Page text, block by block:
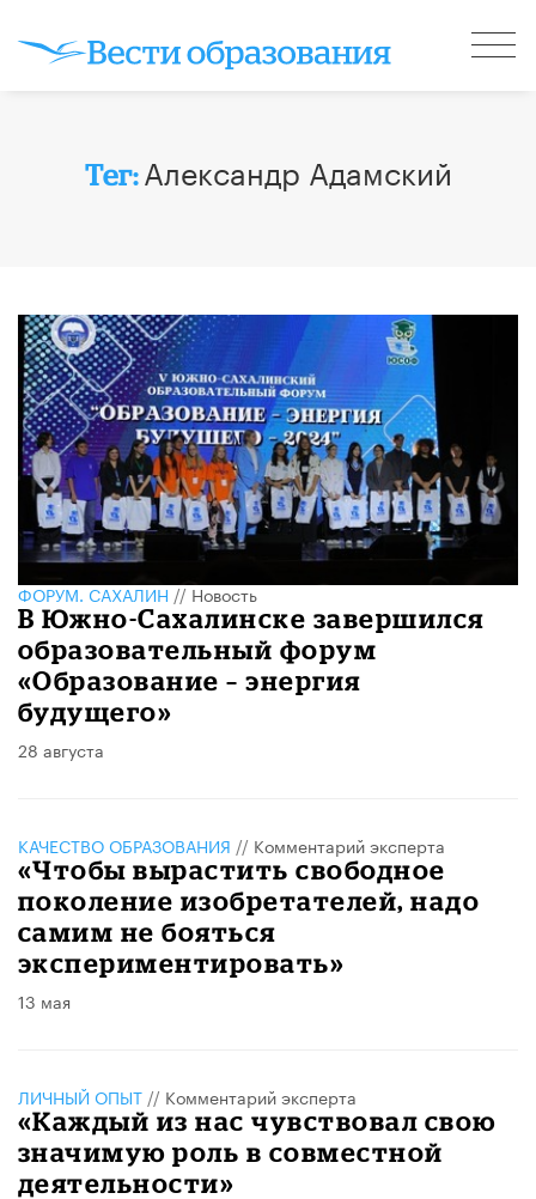
Тег: Александр Адамский
ФОРУМ. САХАЛИН//Новость
В Южно-Сахалинске завершился
образовательный форум
«Образование – энергия
будущего»
28 августа
КАЧЕСТВО ОБРАЗОВАНИЯ // Комментарий эксперта
«Чтобы вырастить свободное
поколение изобретателей, надо
самим не бояться
экспериментировать»
13 мая
ЛИЧНЫЙ ОПЫТ // Комментарий эксперта
«Каждый из нас чувствовал свою
значимую роль в совместной
деятельности»